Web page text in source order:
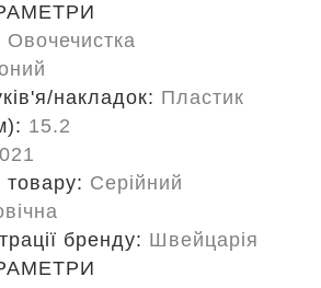
Овочечистка
накладок: Пластик
15.2
товару: Серійний
бренду: Швейцарія